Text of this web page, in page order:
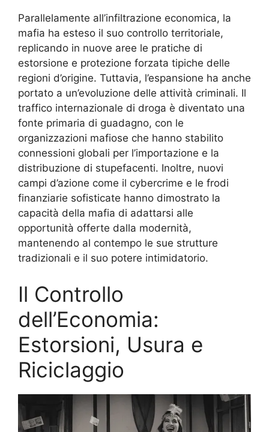
Parallelamente all’infiltrazione economica, la
mafia ha esteso il suo controllo territoriale,
replicando in nuove aree le pratiche di
estorsione e protezione forzata tipiche delle
regioni d’origine. Tuttavia, l’espansione ha anche
portato a un’evoluzione delle attività criminali. Il
traffico internazionale di droga è diventato una
fonte primaria di guadagno, con le
organizzazioni mafiose che hanno stabilito
connessioni globali per l’importazione e la
distribuzione di stupefacenti. Inoltre, nuovi
campi d’azione come il cybercrime e le frodi
finanziarie sofisticate hanno dimostrato la
capacità della mafia di adattarsi alle
opportunità offerte dalla modernità,
mantenendo al contempo le sue strutture
tradizionali e il suo potere intimidatorio.
Il Controllo
dell’Economia:
Estorsioni, Usura e
Riciclaggio